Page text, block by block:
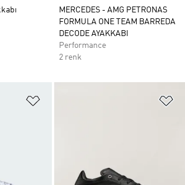
MERCEDES - AMG PETRONAS
FORMULA ONE TEAM BARREDA
DECODE AYAKKABI
Performance
2 renk